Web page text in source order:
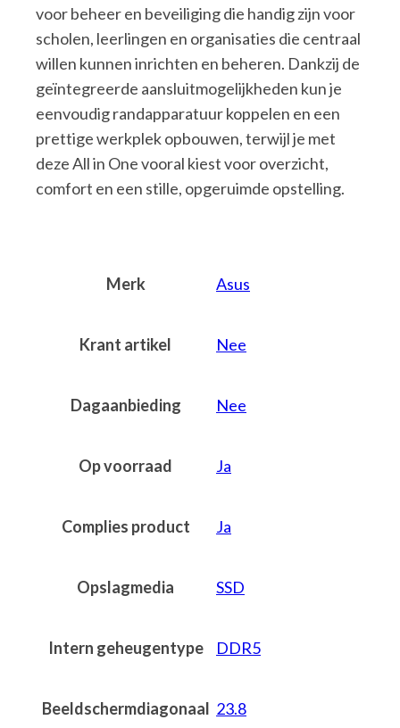
voor beheer en beveiliging die handig zijn voor
scholen, leerlingen en organisaties die centraal
willen kunnen inrichten en beheren. Dankzij de
geïntegreerde aansluitmogelijkheden kun je
eenvoudig randapparatuur koppelen en een
prettige werkplek opbouwen, terwijl je met
deze All in One vooral kiest voor overzicht,
comfort en een stille, opgeruimde opstelling.
Merk Asus
Krant artikel Nee
Dagaanbieding Nee
Op voorraad Ja
Complies product Ja
Opslagmedia SSD
Intern geheugentype DDR5
Beeldschermdiagonaal 23.8